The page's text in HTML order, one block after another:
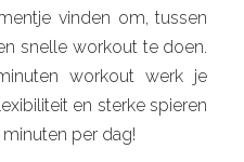
vinden om, tussen
snelle workout te doen.
workout werk je
en sterke spieren
per dag!